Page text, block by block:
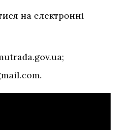
на електронні
;
.